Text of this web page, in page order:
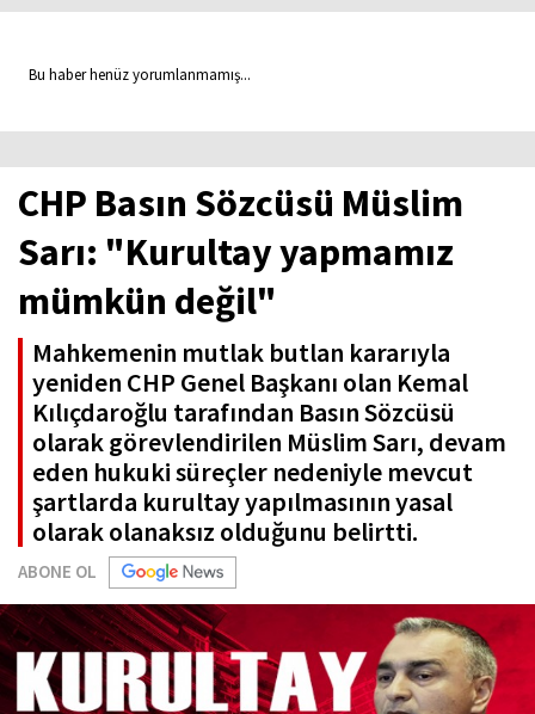
Bu haber henüz yorumlanmamış...
CHP Basın Sözcüsü Müslim
Sarı: "Kurultay yapmamız
mümkün değil"
Mahkemenin mutlak butlan kararıyla
yeniden CHP Genel Başkanı olan Kemal
Kılıçdaroğlu tarafından Basın Sözcüsü
olarak görevlendirilen Müslim Sarı, devam
eden hukuki süreçler nedeniyle mevcut
şartlarda kurultay yapılmasının yasal
olarak olanaksız olduğunu belirtti.
ABONE OL